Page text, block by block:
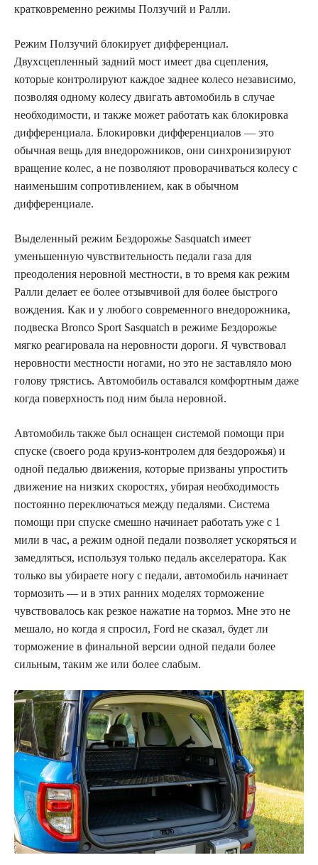
кратковременно режимы Ползучий и Ралли.
Режим Ползучий блокирует дифференциал.
Двухсцепленный задний мост имеет два сцепления,
которые контролируют каждое заднее колесо независимо,
позволяя одному колесу двигать автомобиль в случае
необходимости, и также может работать как блокировка
дифференциала. Блокировки дифференциалов — это
обычная вещь для внедорожников, они синхронизируют
вращение колес, а не позволяют проворачиваться колесу с
наименьшим сопротивлением, как в обычном
дифференциале.
Выделенный режим Бездорожье Sasquatch имеет
уменьшенную чувствительность педали газа для
преодоления неровной местности, в то время как режим
Ралли делает ее более отзывчивой для более быстрого
вождения. Как и у любого современного внедорожника,
подвеска Bronco Sport Sasquatch в режиме Бездорожье
мягко реагировала на неровности дороги. Я чувствовал
неровности местности ногами, но это не заставляло мою
голову трястись. Автомобиль оставался комфортным даже
когда поверхность под ним была неровной.
Автомобиль также был оснащен системой помощи при
спуске (своего рода круиз-контролем для бездорожья) и
одной педалью движения, которые призваны упростить
движение на низких скоростях, убирая необходимость
постоянно переключаться между педалями. Система
помощи при спуске смешно начинает работать уже с 1
мили в час, а режим одной педали позволяет ускоряться и
замедляться, используя только педаль акселератора. Как
только вы убираете ногу с педали, автомобиль начинает
тормозить — и в этих ранних моделях торможение
чувствовалось как резкое нажатие на тормоз. Мне это не
мешало, но когда я спросил, Ford не сказал, будет ли
торможение в финальной версии одной педали более
сильным, таким же или более слабым.